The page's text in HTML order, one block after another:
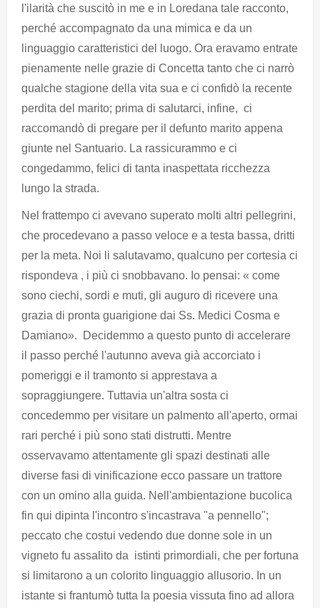
l'ilarità che suscitò in me e in Loredana tale racconto,
perché accompagnato da una mimica e da un
linguaggio caratteristici del luogo. Ora eravamo entrate
pienamente nelle grazie di Concetta tanto che ci narrò
qualche stagione della vita sua e ci confidò la recente
perdita del marito; prima di salutarci, infine, ci
raccomandò di pregare per il defunto marito appena
giunte nel Santuario. La rassicurammo e ci
congedammo, felici di tanta inaspettata ricchezza
lungo la strada.
Nel frattempo ci avevano superato molti altri pellegrini,
che procedevano a passo veloce e a testa bassa, dritti
per la meta. Noi li salutavamo, qualcuno per cortesia ci
rispondeva , i più ci snobbavano. Io pensai: « come
sono ciechi, sordi e muti, gli auguro di ricevere una
grazia di pronta guarigione dai Ss. Medici Cosma e
Damiano». Decidemmo a questo punto di accelerare
il passo perché l'autunno aveva già accorciato i
pomeriggi e il tramonto si apprestava a
sopraggiungere. Tuttavia un'altra sosta ci
concedemmo per visitare un palmento all'aperto, ormai
rari perché i più sono stati distrutti. Mentre
osservavamo attentamente gli spazi destinati alle
diverse fasi di vinificazione ecco passare un trattore
con un omino alla guida. Nell'ambientazione bucolica
fin qui dipinta l'incontro s'incastrava "a pennello";
peccato che costui vedendo due donne sole in un
vigneto fu assalito da istinti primordiali, che per fortuna
si limitarono a un colorito linguaggio allusorio. In un
istante si frantumò tutta la poesia vissuta fino ad allora